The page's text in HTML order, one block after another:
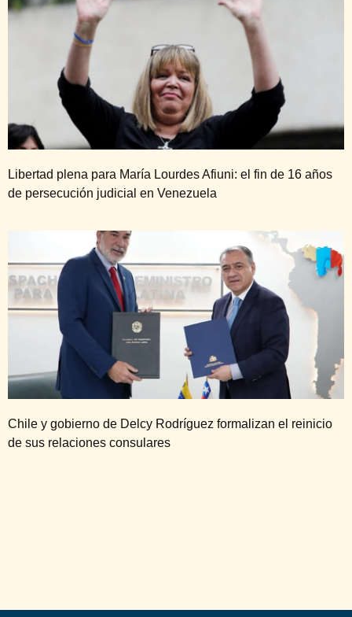
Libertad plena para María Lourdes Afiuni: el fin de 16 años
de persecución judicial en Venezuela
Chile y gobierno de Delcy Rodríguez formalizan el reinicio
de sus relaciones consulares